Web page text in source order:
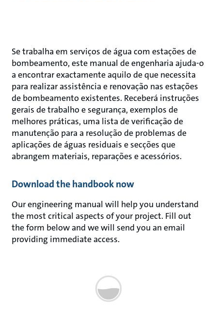
Se trabalha em serviços de água com estações de
bombeamento, este manual de engenharia ajuda-o
a encontrar exactamente aquilo de que necessita
para realizar assistência e renovação nas estações
de bombeamento existentes. Receberá instruções
gerais de trabalho e segurança, exemplos de
melhores práticas, uma lista de verificação de
manutenção para a resolução de problemas de
aplicações de águas residuais e secções que
abrangem materiais, reparações e acessórios.
Download the handbook now
Our engineering manual will help you understand
the most critical aspects of your project. Fill out
the form below and we will send you an email
providing immediate access.